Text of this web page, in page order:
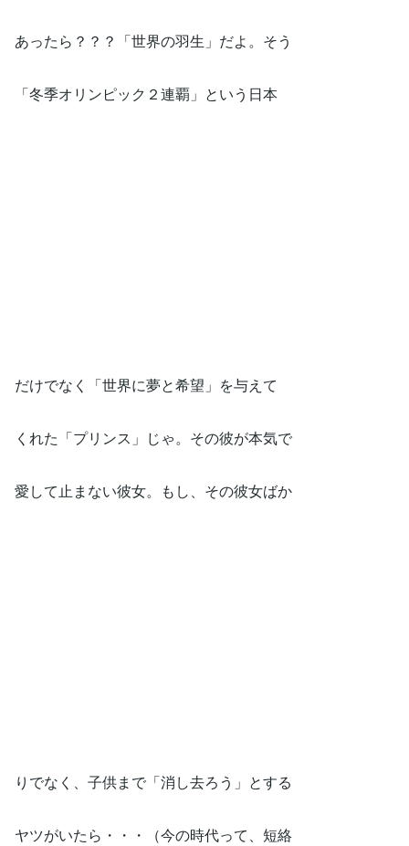
あったら？？？「世界の羽生」だよ。そう
「冬季オリンピック２連覇」という日本
だけでなく「世界に夢と希望」を与えて
くれた「プリンス」じゃ。その彼が本気で
愛して止まない彼女。もし、その彼女ばか
りでなく、子供まで「消し去ろう」とする
ヤツがいたら・・・（今の時代って、短絡